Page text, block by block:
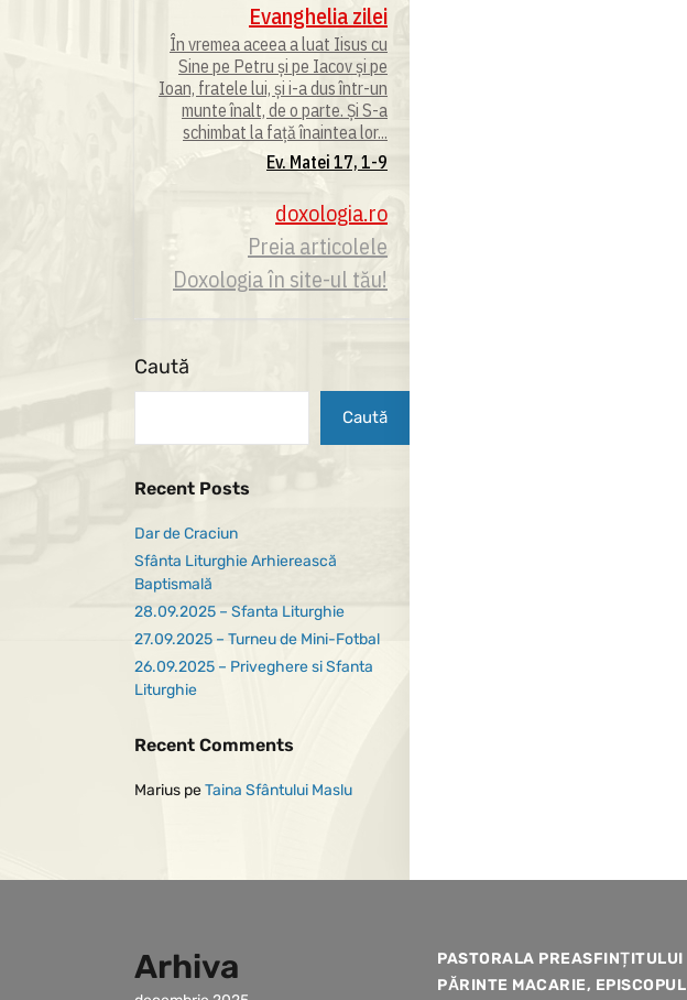
Evanghelia zilei
În vremea aceea a luat Iisus cu
Sine pe Petru și pe Iacov și pe
Ioan, fratele lui, și i-a dus într-un
munte înalt, de o parte. Și S-a
schimbat la față înaintea lor...
Ev. Matei 17, 1-9
doxologia.ro
Preia articolele
Doxologia în site-ul tău!
Caută
Caută
Recent Posts
Dar de Craciun
Sfânta Liturghie Arhierească
Baptismală
28.09.2025 – Sfanta Liturghie
27.09.2025 – Turneu de Mini-Fotbal
26.09.2025 – Priveghere si Sfanta
Liturghie
Recent Comments
Marius peTaina Sfântului Maslu
Arhiva
PASTORALA PREASFINȚITULUI
PĂRINTE MACARIE, EPISCOPUL